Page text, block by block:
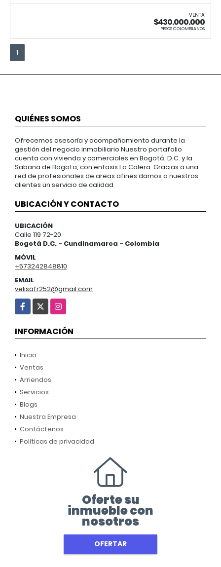
VENTA
$430.000.000
PESOS COLOMBIANOS
1
QUIÉNES SOMOS
Ofrecemos asesoría y acompañamiento durante la
gestión del negocio inmobiliario Nuestro portafolio
cuenta con vivienda y comerciales en Bogotá, D.C. y la
Sabana de Bogota, con enfasis La Calera. Gracias a una
red de profesionales de areas afines damos a nuestros
clientes un servicio de calidad
UBICACIÓN Y CONTACTO
UBICACIÓN
Calle 119 72-20
Bogotá D.C. - Cundinamarca - Colombia
MÓVIL
+573242848810
EMAIL
velisafr252@gmail.com
Facebook
X Instagram
INFORMACIÓN
Inicio
Ventas
Arriendos
Servicios
Blogs
Nuestra Empresa
Contáctenos
Políticas de privacidad
Oferte su
inmueble con
nosotros
OFERTAR